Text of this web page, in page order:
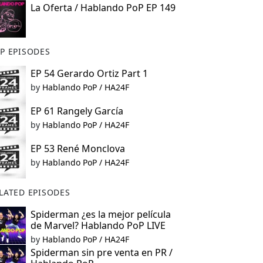
La Oferta / Hablando PoP EP 149
EPISODES
EP 54 Gerardo Ortiz Part 1
by Hablando PoP / HA24F
EP 61 Rangely García
by Hablando PoP / HA24F
EP 53 René Monclova
by Hablando PoP / HA24F
EPISODES
Spiderman ¿es la mejor película
de Marvel? Hablando PoP LIVE
by Hablando PoP / HA24F
Spiderman sin pre venta en PR /